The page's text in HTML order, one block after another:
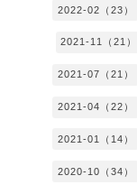
2022-02（23）
2021-11（21）
2021-07（21）
2021-04（22）
2021-01（14）
2020-10（34）